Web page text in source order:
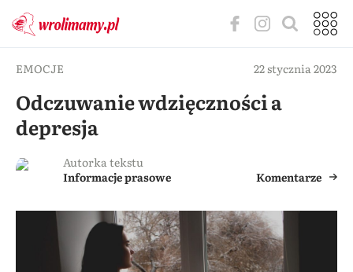
EMOCJE 22 stycznia 2023
Odczuwanie wdzięczności a
depresja
Autorka tekstu
Informacje prasowe
Komentarze